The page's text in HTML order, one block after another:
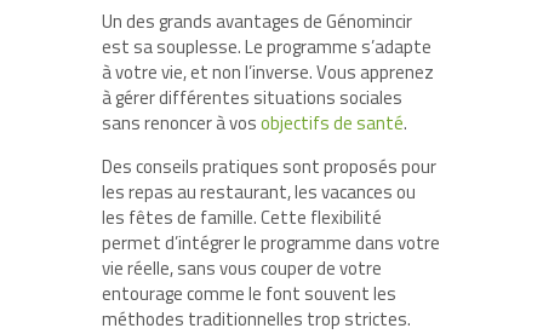
Un des grands avantages de Génomincir
est sa souplesse. Le programme s’adapte
à votre vie, et non l’inverse. Vous apprenez
à gérer différentes situations sociales
sans renoncer à vosobjectifs de santé.
Des conseils pratiques sont proposés pour
les repas au restaurant, les vacances ou
les fêtes de famille. Cette flexibilité
permet d’intégrer le programme dans votre
vie réelle, sans vous couper de votre
entourage comme le font souvent les
méthodes traditionnelles trop strictes.